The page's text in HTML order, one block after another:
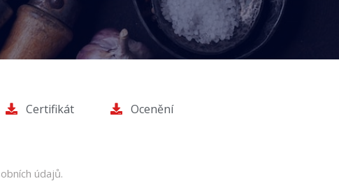
Certifikát Ocenění
údajů.